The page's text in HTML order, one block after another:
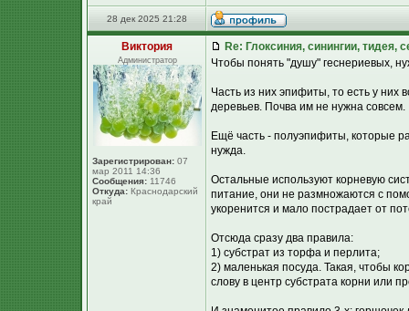
28 дек 2025 21:28
Виктория
Администратор
Зарегистрирован: 07
мар 2011 14:36
Сообщения: 11746
Откуда: Краснодарский
край
Re: Глоксиния, синингии, тидея,
Чтобы понять "душу" геснериевых,
Часть из них эпифиты, то есть у них
деревьев. Почва им не нужна совсем.
Ещё часть - полуэпифиты, которые
нужда.
Остальные используют корневую
питание, они не размножаются с
укоренится и мало пострадает от
Отсюда сразу два правила:
1) субстрат из торфа и перлита;
2) маленькая посуда. Такая, чтобы
слову в центр субстрата корни или